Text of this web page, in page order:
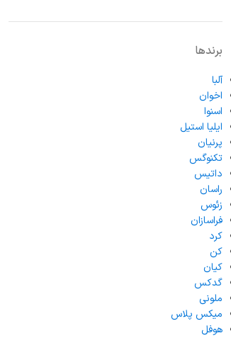
برندها
آلبا
اخوان
اسنوا
ایلیا استیل
پرنیان
تکنوگس
داتیس
راسان
زئوس
فراسازان
کرد
کن
کیان
گدکس
ملونی
میکس پلاس
هوفل